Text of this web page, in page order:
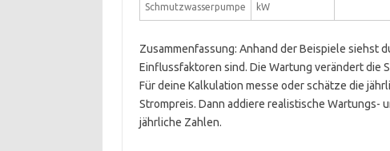
Schmutzwasserpumpe
kW
Zusammenfassung: Anhand der Beispiele siehst
Einflussfaktoren sind. Die Wartung verändert die
Für deine Kalkulation messe oder schätze die
Strompreis. Dann addiere realistische Wartungs-
jährliche Zahlen.